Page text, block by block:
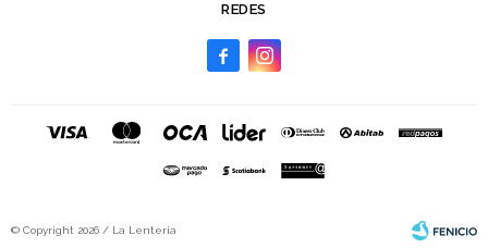
REDES
 
© Copyright 2026 / La Lenteria